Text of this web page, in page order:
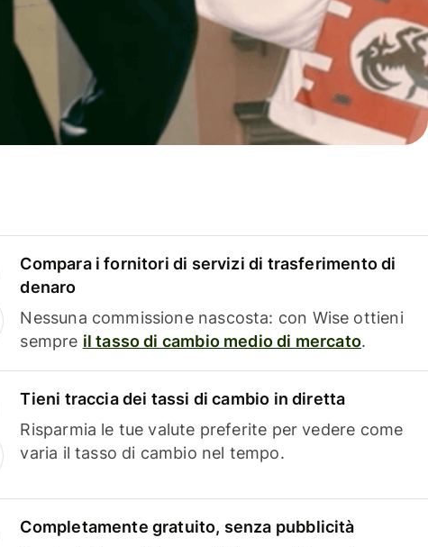
Compara i fornitori di servizi di trasferimento di
denaro
Nessuna commissione nascosta: con Wise ottieni
sempre il tasso di cambio medio di mercato.
Tieni traccia dei tassi di cambio in diretta
Risparmia le tue valute preferite per vedere come
varia il tasso di cambio nel tempo.
Completamente gratuito, senza pubblicità